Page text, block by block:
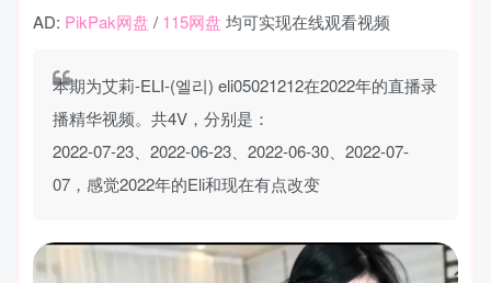
AD: PikPak网盘 / 115网盘 均可实现在线观看视频
本期为艾莉-ELI-(엘리) eli05021212在2022年的直播录
播精华视频。共4V，分别是：
2022-07-23、2022-06-23、2022-06-30、2022-07-
07，感觉2022年的Eli和现在有点改变